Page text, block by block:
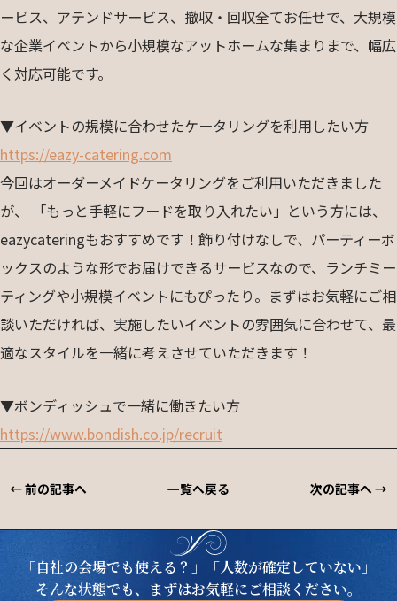
ービス、アテンドサービス、撤収・回収全てお任せで、大規模
な企業イベントから小規模なアットホームな集まりまで、幅広
く対応可能です。
▼イベントの規模に合わせたケータリングを利用したい方
https://eazy-catering.com
今回はオーダーメイドケータリングをご利用いただきました
が、 「もっと手軽にフードを取り入れたい」という方には、
eazycateringもおすすめです！飾り付けなしで、パーティーボ
ックスのような形でお届けできるサービスなので、ランチミー
ティングや小規模イベントにもぴったり。まずはお気軽にご相
談いただければ、実施したいイベントの雰囲気に合わせて、最
適なスタイルを一緒に考えさせていただきます！
▼ボンディッシュで一緒に働きたい方
https://www.bondish.co.jp/recruit
← 前の記事へ 一覧へ戻る 次の記事へ →
「自社の会場でも使える？」「人数が確定していない」
そんな状態でも、まずはお気軽にご相談ください。